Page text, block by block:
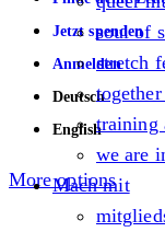
Jetzt spenden
Anmelden
Deutsch
English
More options
soul of
stretch
training
we are
Mach mit